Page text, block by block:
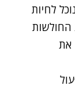
לחיות
החולשות
את